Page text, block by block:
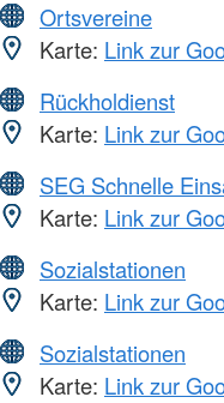
Ortsvereine
Karte: Link zur
Rückholdienst
Karte: Link zur
SEG Schnelle
Karte: Link zur
Sozialstationen
Karte: Link zur
Sozialstationen
Karte: Link zur